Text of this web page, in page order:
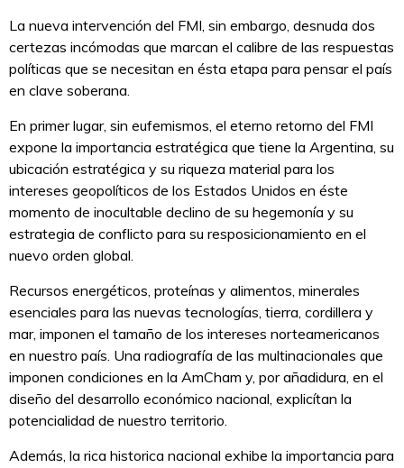
La nueva intervención del FMI, sin embargo, desnuda dos
certezas incómodas que marcan el calibre de las respuestas
políticas que se necesitan en ésta etapa para pensar el país
en clave soberana.
En primer lugar, sin eufemismos, el eterno retorno del FMI
expone la importancia estratégica que tiene la Argentina, su
ubicación estratégica y su riqueza material para los
intereses geopolíticos de los Estados Unidos en éste
momento de inocultable declino de su hegemonía y su
estrategia de conflicto para su resposicionamiento en el
nuevo orden global.
Recursos energéticos, proteínas y alimentos, minerales
esenciales para las nuevas tecnologías, tierra, cordillera y
mar, imponen el tamaño de los intereses norteamericanos
en nuestro país. Una radiografía de las multinacionales que
imponen condiciones en la AmCham y, por añadidura, en el
diseño del desarrollo económico nacional, explicítan la
potencialidad de nuestro territorio.
Además, la rica historica nacional exhibe la importancia para